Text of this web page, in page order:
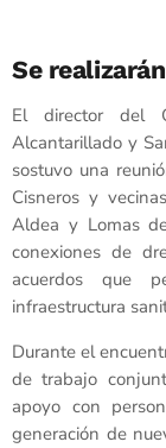
Se
El director del
Alcantarillado y
sostuvo una
Cisneros y
Aldea y Lomas
conexiones de
acuerdos que
infraestructura
Durante el
de trabajo
apoyo con
generación de